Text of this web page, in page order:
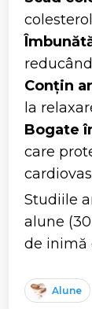
Conțin
la
Bogate
care
Studiile
alune
de inimă
Alune